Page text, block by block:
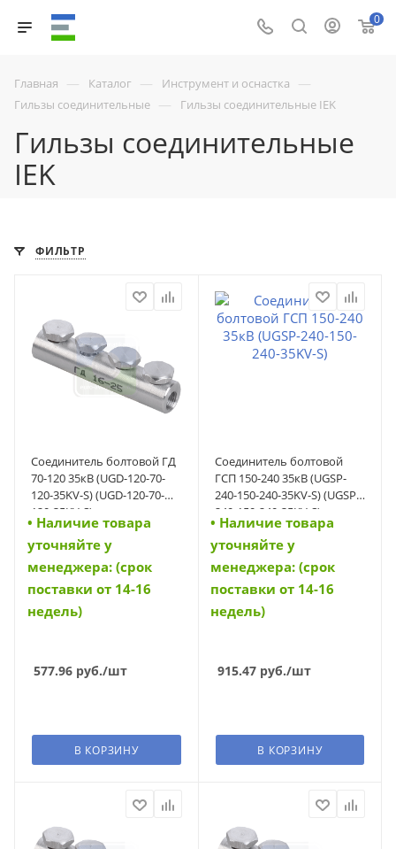
0
Главная — Каталог — Инструмент и оснастка —
Гильзы соединительные — Гильзы соединительные IEK
Гильзы соединительные
IEK
ФИЛЬТР
Соединитель болтовой ГД
70-120 35кВ (UGD-120-70-
120-35KV-S) (UGD-120-70-
120-35KV-S)
• Наличие товара
уточняйте у
менеджера: (срок
поставки от 14-16
недель)
577.96 руб./шт
В КОРЗИНУ
Соединитель болтовой
ГСП 150-240 35кВ (UGSP-
240-150-240-35KV-S) (UGSP-
240-150-240-35KV-S)
• Наличие товара
уточняйте у
менеджера: (срок
поставки от 14-16
недель)
915.47руб./шт
В КОРЗИНУ